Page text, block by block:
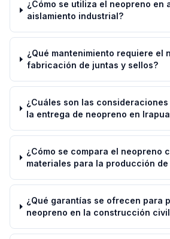
¿Cómo se utiliza el neopreno en
aislamiento industrial?
¿Qué mantenimiento requiere el
fabricación de juntas y sellos?
¿Cuáles son las
la entrega de neopreno en
¿Cómo se compara el neopreno
materiales para la producción de
¿Qué garantías se ofrecen para
neopreno en la construcción